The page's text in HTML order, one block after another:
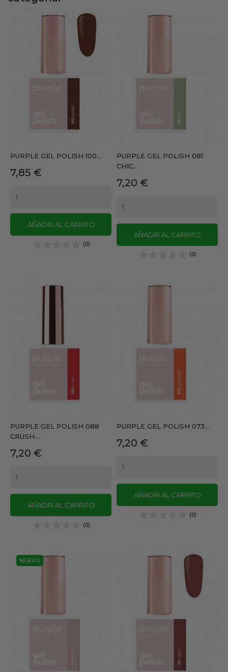
PURPLE GEL POLISH 100...
Precio
7,85 €
AÑADIR AL CARRITO
(0)
PURPLE GEL POLISH 081
CHIC...
Precio
7,20 €
AÑADIR AL CARRITO
(0)
PURPLE GEL POLISH 088
CRUSH...
Precio
7,20 €
AÑADIR AL CARRITO
(0)
PURPLE GEL POLISH 073...
Precio
7,20 €
AÑADIR AL CARRITO
(0)
NUEVO